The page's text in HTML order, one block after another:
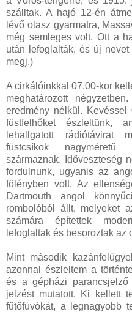
szálltak. A hajó 12-én
lévő olasz gyarmatra,
még semleges volt. Ott a
után lefoglalták, és új
megj.)
A cirkálóinkkal 07.00-kor
meghatározott
eredmény nélkül.
füstfelhőket észleltünk,
lehallgatott rádiótávirat
füstcsíkok nagyméretű
származnak. Időveszteség
fordulnunk, ugyanis az
fölényben volt. Az
Dartmouth angol
rombolóból állt, melyeket
számára építettek
lefoglaltak és besoroztak az
Mint második
azonnal észleltem a
és a gépházi
jelzést mutatott. Ki kellett
fűtőfúvókát, a legnagyobb